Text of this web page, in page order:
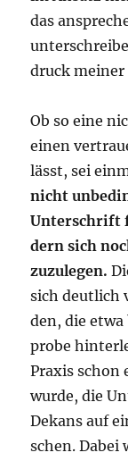
das
druck
Ob so eine
einen
lässt, sei
nicht
Unter­schrift
dern sich
zuzu­le­gen.
sich deut­lich
den, die
pro­be
Pra­xis schon
wur­de, die
Dekans auf
schen.